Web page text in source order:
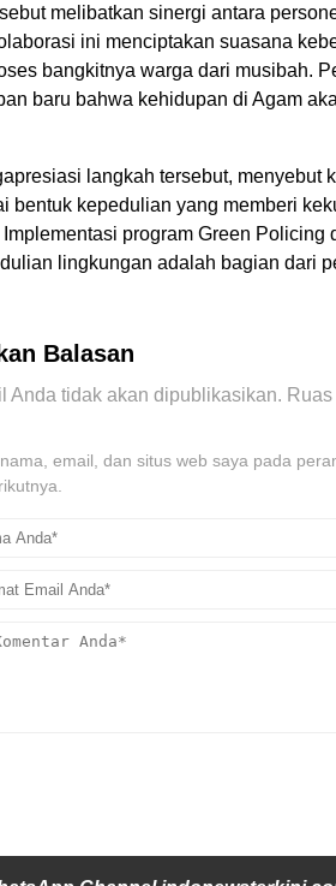
melibatkan sinergi antara
ini menciptakan suasana
bangkitnya warga dari musibah.
baru bahwa kehidupan di Agam
langkah tersebut, menyebut
bentuk kepedulian yang memberi
Implementasi program Green Policing
lingkungan adalah bagian dari
Balasan
Anda tidak akan dipublikasikan.
email, dan situs web saya pada